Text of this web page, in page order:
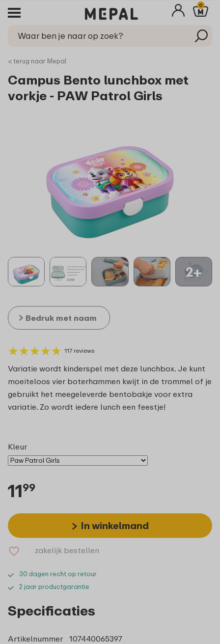
0
< terug naar Mepal
Campus Bento lunchbox met
vorkje - PAW Patrol Girls
2+
★★★★★
★★★★★ 117 reviews
Variatie wordt kinderspel met deze lunchbox. Je kunt
moeiteloos vier boterhammen kwijt in de trommel of je
gebruikt het meegeleverde bentobakje voor extra
variatie. Zo wordt iedere lunch een feestje!
Bedruk met naam
Kleur
1199
In winkelmand
zakelijk bestellen
30 dagen recht op retour
2 jaar productgarantie
Specificaties
Artikelnummer
107440065397